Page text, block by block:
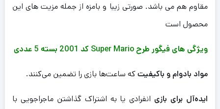
مقاوم هم می باشد. صورتی زیبا و بامزه از جمله مزیت های این
محصول است
ویژگی های فیگور طرح Super Mario کد 2001 بسته 5 عددی
مواد بادوام و باکیفیتکه ساعت‌ها بازی را تضمین می‌کنند.
ایده‌آل برای بازیانفرادی یا به اشتراک گذاشتن ماجراجویی با